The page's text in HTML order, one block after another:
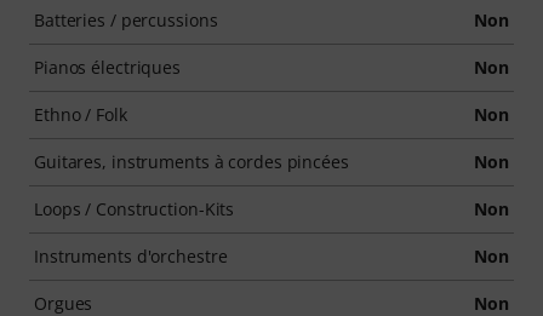
Batteries / percussions Non
Pianos électriques Non
Ethno / Folk Non
Guitares, instruments à cordes pincées Non
Loops / Construction-Kits Non
Instruments d'orchestre Non
Orgues Non